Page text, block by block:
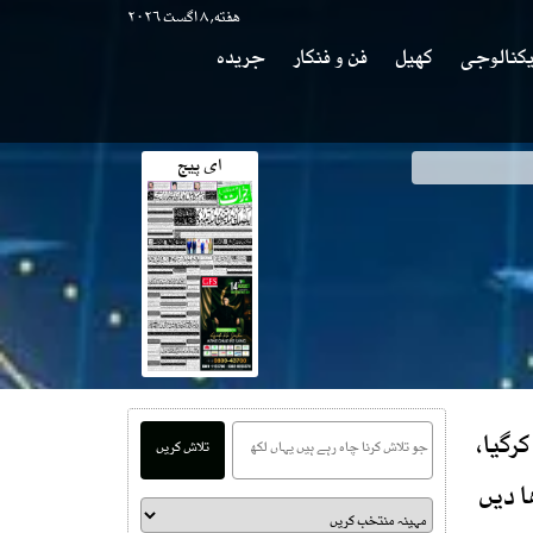
هفته, ۸ اگست ۲۰۲۶
کھیل فن و فنکار
جریدہ
ای پیج
دیں
تلاش کریں